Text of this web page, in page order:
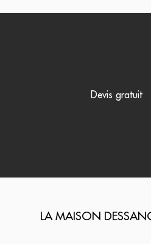
Devis gratuit
LA MAISON